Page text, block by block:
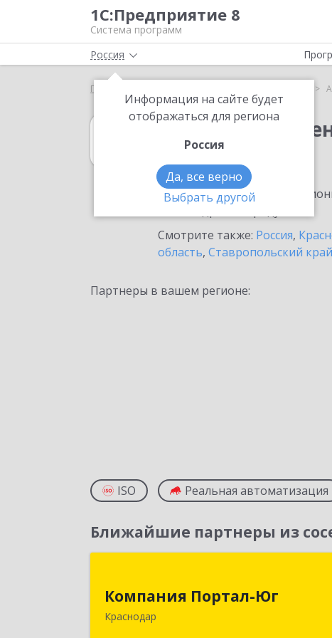
1С:Предприятие 8
Система программ
Россия
Информация на сайте будет
отображаться для региона
Россия
Да, все верно
Выбрать другой
Главная
1С:Учет
в Анапе
Ознакомьтесь с
Смотрите также: Россия,
область, Ставропольский край
Партнеры в вашем регионе:
ISO Реальная автоматизация
Ближайшие партнеры из
Компания Портал-Юг
Краснодар
350020, Краснодарский край,
Краснодар г, Одесская ул, дом № 48,